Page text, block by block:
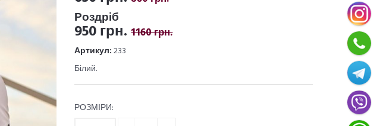
Роздріб
950 грн. 1160 грн.
Артикул:233
Білий.
РОЗМІРИ: